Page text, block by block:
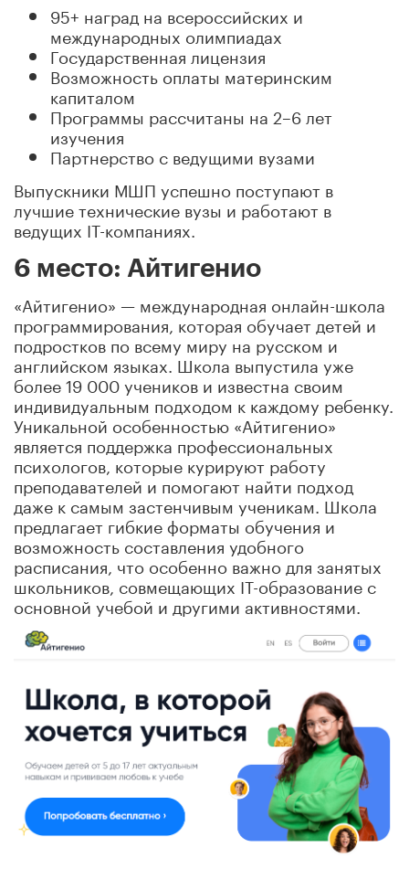
95+ наград на всероссийских и
международных олимпиадах
Государственная лицензия
Возможность оплаты материнским
капиталом
Программы рассчитаны на 2–6 лет
изучения
Партнерство с ведущими вузами
Выпускники МШП успешно поступают в
лучшие технические вузы и работают в
ведущих IT-компаниях.
6 место: Айтигенио
«Айтигенио» — международная онлайн-школа
программирования, которая обучает детей и
подростков по всему миру на русском и
английском языках. Школа выпустила уже
более 19 000 учеников и известна своим
индивидуальным подходом к каждому ребенку.
Уникальной особенностью «Айтигенио»
является поддержка профессиональных
психологов, которые курируют работу
преподавателей и помогают найти подход
даже к самым застенчивым ученикам. Школа
предлагает гибкие форматы обучения и
возможность составления удобного
расписания, что особенно важно для занятых
школьников, совмещающих IT-образование с
основной учебой и другими активностями.